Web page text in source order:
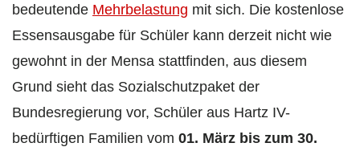
bedeutende Mehrbelastung mit sich. Die kostenlose
Essensausgabe für Schüler kann derzeit nicht wie
gewohnt in der Mensa stattfinden, aus diesem
Grund sieht das Sozialschutzpaket der
Bundesregierung vor, Schüler aus Hartz IV-
bedürftigen Familien vom 01. März bis zum 30.